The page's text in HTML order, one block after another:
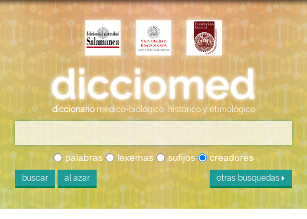
diccionario médico-biológico, histórico y etimológico
palabras lexemas sufijos creadores
buscar al azar otras búsquedas